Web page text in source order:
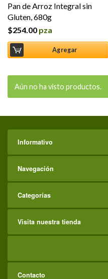
Pan de Arroz Integral sin
Gluten, 680g
$254.00 pza
Agregar
Aún no ha visto productos.
Informativo
Navegación
Categorías
Visita nuestra tienda
Contacto